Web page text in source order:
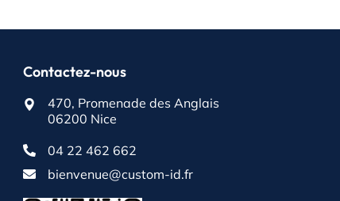
Contactez-nous
470, Promenade des Anglais
06200 Nice
04 22 462 662
bienvenue@custom-id.fr